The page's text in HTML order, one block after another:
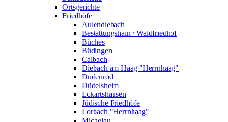
Ortsgerichte
Friedhöfe
Aulendiebach
Bestattungshain / Waldfriedhof
Büches
Büdingen
Calbach
Diebach am Haag "Herrnhaag"
Dudenrod
Düdelsheim
Eckartshausen
Jüdische Friedhöfe
Lorbach "Herrnhaag"
Michelau